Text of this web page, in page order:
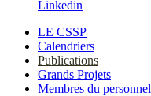
Linkedin
LE CSSP
Calendriers
Publications
Grands Projets
Membres du personnel